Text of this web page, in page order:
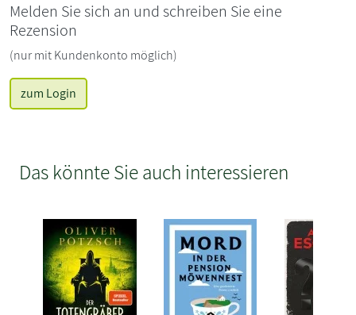
Melden Sie sich an und schreiben Sie eine
Rezension
(nur mit Kundenkonto möglich)
zum Login
Das könnte Sie auch interessieren